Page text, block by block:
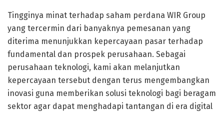
Tingginya minat terhadap saham perdana WIR Group
yang tercermin dari banyaknya pemesanan yang
diterima menunjukkan kepercayaan pasar terhadap
fundamental dan prospek perusahaan. Sebagai
perusahaan teknologi, kami akan melanjutkan
kepercayaan tersebut dengan terus mengembangkan
inovasi guna memberikan solusi teknologi bagi beragam
sektor agar dapat menghadapi tantangan di era digital